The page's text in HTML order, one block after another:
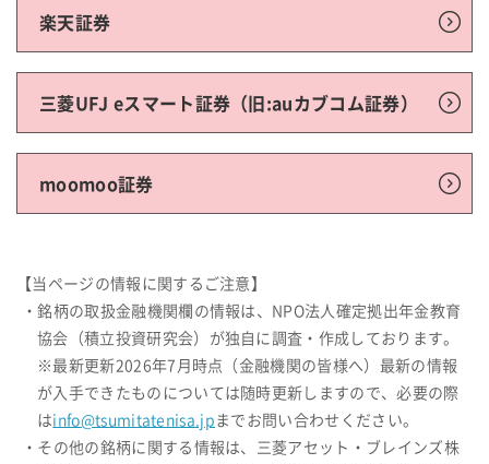
楽天証券
三菱UFJ eスマート証券（旧:auカブコム証券）
moomoo証券
【当ページの情報に関するご注意】
・銘柄の取扱金融機関欄の情報は、NPO法人確定拠出年金教育
協会（積立投資研究会）が独自に調査・作成しております。
※最新更新2026年7月時点（金融機関の皆様へ）最新の情報
が入手できたものについては随時更新しますので、必要の際
はinfo@tsumitatenisa.jp までお問い合わせください。
・その他の銘柄に関する情報は、三菱アセット・ブレインズ株